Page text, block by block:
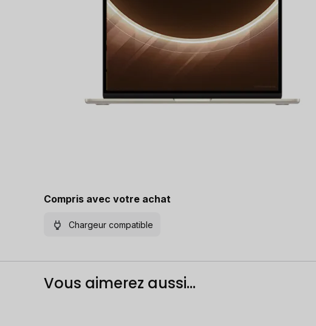
Compris avec votre achat
Chargeur compatible
Vous aimerez aussi...